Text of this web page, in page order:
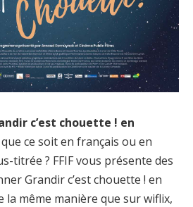
c’est chouette ! en
que ce soit en français ou en
titrée ? FFIF vous présente des
Grandir c’est chouette ! en
la même manière que sur wiflix,